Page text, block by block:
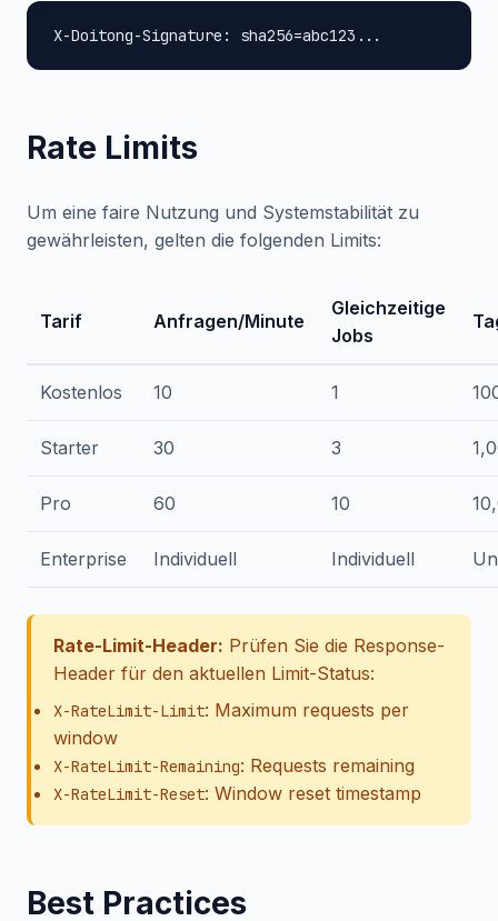
X-Doitong-Signature: sha256=abc123...
Rate Limits
Um eine faire Nutzung und Systemstabilität zu
gewährleisten, gelten die folgenden Limits:
Tarif Anfragen/Minute
Gleichzeitige
Jobs
Kostenlos 10 1
Starter 30 3
Pro 60 10
Enterprise Individuell Individuell
Rate-Limit-Header: Prüfen Sie die Response-
Header für den aktuellen Limit-Status:
X-RateLimit-Limit: Maximum requests per
window
X-RateLimit-Remaining: Requests remaining
X-RateLimit-Reset: Window reset timestamp
Best Practices